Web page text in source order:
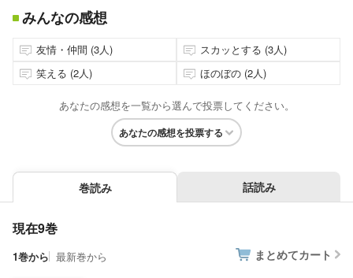
みんなの感想
友情・仲間 (3人)
スカッとする (3人)
笑える (2人)
ほのぼの (2人)
あなたの感想を一覧から選んで投票してください。
あなたの感想を投票する
巻読み 話読み
現在9巻
1巻から 最新巻から まとめてカート